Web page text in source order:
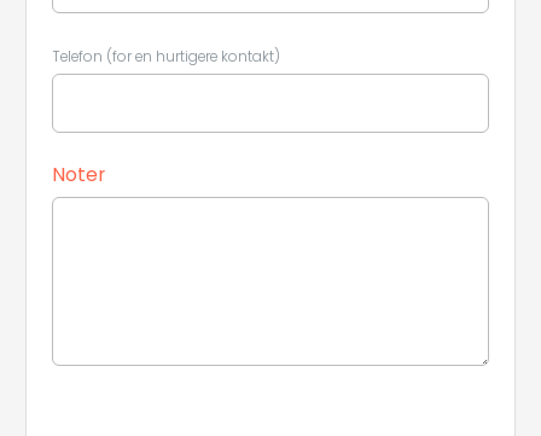
Telefon (for en hurtigere kontakt)
Noter